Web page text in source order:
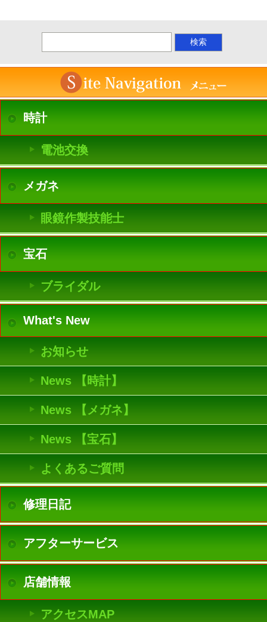
時計
電池交換
メガネ
眼鏡作製技能士
宝石
ブライダル
What's New
お知らせ
News 【時計】
News 【メガネ】
News 【宝石】
よくあるご質問
修理日記
アフターサービス
店舗情報
アクセスMAP